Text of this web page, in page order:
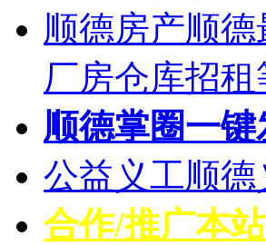
顺德房产顺德
厂房仓库招租
顺德掌圈一键
公益义工顺
合作/推广本